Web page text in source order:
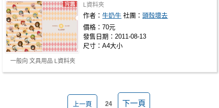
一般向 文具用品 L資料夾
L資料夾
作者：牛奶牛 社團：頭殼壞去
價格：70元
發售日期：2011-08-13
尺寸：A4大小
上一頁 24 下一頁